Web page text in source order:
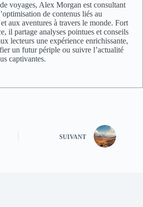
voyages, Alex Morgan est consultant
de contenus liés au
aux aventures à travers le monde. Fort
il partage analyses pointues et conseils
lecteurs une expérience enrichissante,
un futur périple ou suivre l’actualité
captivantes.
SUIVANT